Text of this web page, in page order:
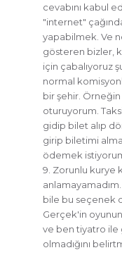
cevabını kabul
"internet"
yapabilmek. Ve
gösteren bizler,
için çabalıyoruz
normal
bir şehir.
oturuyorum.
gidip bilet alıp
girip biletimi
ödemek
9. Zorunlu kurye
bile bu seçenek
Gerçek'in
ve ben tiyatro
olmadığını